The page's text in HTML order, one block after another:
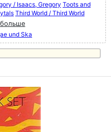
/ Isaacs, Gregory Toots and
Third World / Third World
больше
und Ska